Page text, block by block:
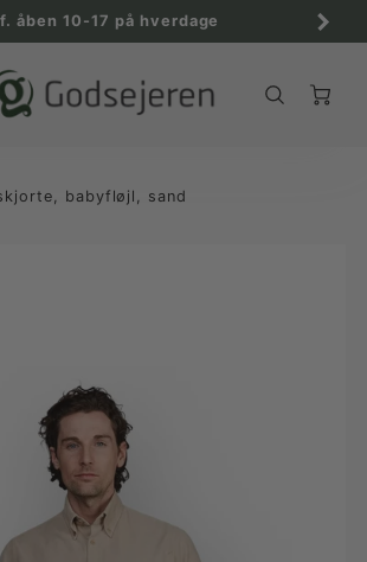
åben 10-17 på hverdage
babyfløjl, sand